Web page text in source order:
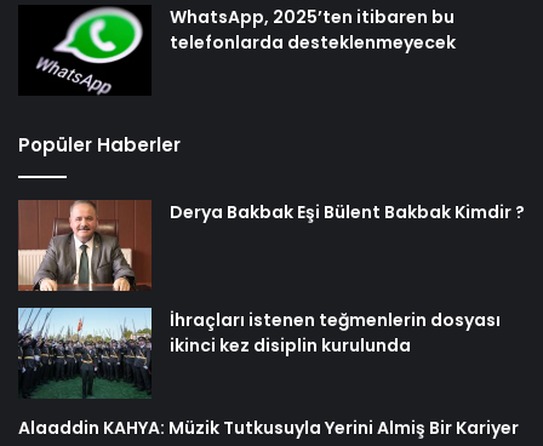
WhatsApp, 2025’ten itibaren bu
telefonlarda desteklenmeyecek
Popüler Haberler
Derya Bakbak Eşi Bülent Bakbak Kimdir ?
İhraçları istenen teğmenlerin dosyası
ikinci kez disiplin kurulunda
Alaaddin KAHYA: Müzik Tutkusuyla Yerini Almiş Bir Kariyer